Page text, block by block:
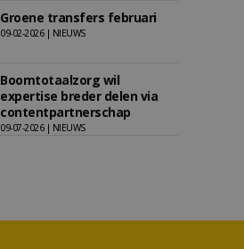
Groene transfers februari
09-02-2026 | NIEUWS
Boomtotaalzorg wil
expertise breder delen via
contentpartnerschap
09-07-2026 | NIEUWS